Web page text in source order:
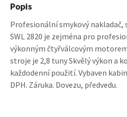
Popis
Profesionální smykový nakladač,
SWL 2820 je zejména pro
výkonným čtyřválcovým
stroje je 2,8 tuny Skvělý výkon a
každodenní použití. Vybaven
DPH. Záruka. Dovezu, předvedu.